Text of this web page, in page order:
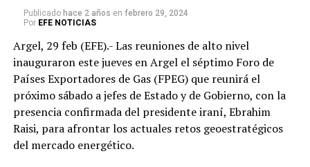
Publicado hace 2 años en febrero 29, 2024
Por EFE NOTICIAS
Argel, 29 feb (EFE).- Las reuniones de alto nivel
inauguraron este jueves en Argel el séptimo Foro de
Países Exportadores de Gas (FPEG) que reunirá el
próximo sábado a jefes de Estado y de Gobierno, con la
presencia confirmada del presidente iraní, Ebrahim
Raisi, para afrontar los actuales retos geoestratégicos
del mercado energético.